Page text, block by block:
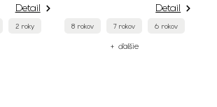
Detail
2 roky
Detail
8 rokov 7 rokov 6 rokov
+ ďalšie